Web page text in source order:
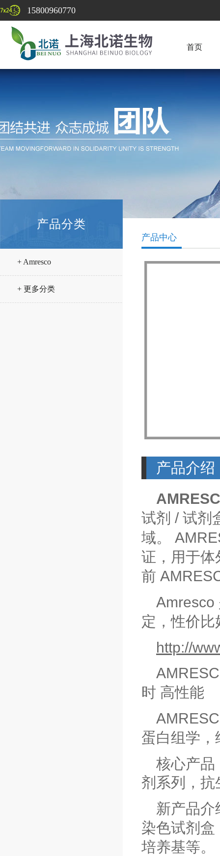
15800960770
首页
产品分类
+ Amresco
+ 更多分类
产品中心
产品介绍
试剂 / 试剂
域。
证，用于
前
Amresco
定，性价
http://
时 高性
蛋白组学
核心产品
剂系列，
新产品介
染色试剂盒
培养基等。